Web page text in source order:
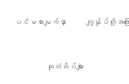
ပင်မစာမျက်နှာ ကျွန်ုပ်တို့အကြေ
ဆုတံဆိပ်များ